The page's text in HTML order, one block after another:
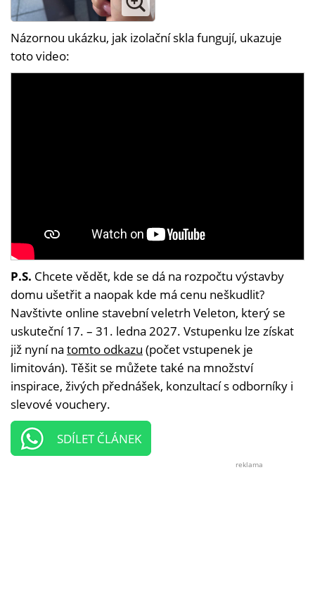
Názornou ukázku, jak izolační skla fungují, ukazuje
toto video:
P.S. Chcete vědět, kde se dá na rozpočtu výstavby
domu ušetřit a naopak kde má cenu neškudlit?
Navštivte online stavební veletrh Veleton, který se
uskuteční 17. – 31. ledna 2027. Vstupenku lze získat
již nyní na tomto odkazu (počet vstupenek je
limitován). Těšit se můžete také na množství
inspirace, živých přednášek, konzultací s odborníky i
slevové vouchery.
SDÍLET ČLÁNEK
reklama